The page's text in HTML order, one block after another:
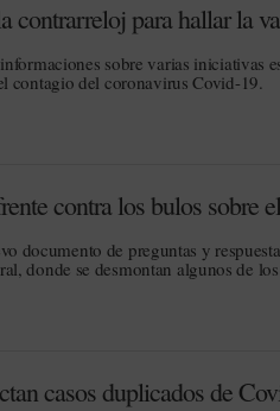
contrarreloj para hallar la
sobre varias iniciativas
contagio del coronavirus Covid-19.
contra los bulos sobre
documento de preguntas y
donde se desmontan algunos de
casos duplicados de